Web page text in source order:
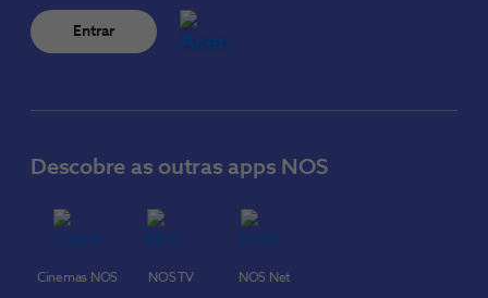
Entrar
Descobre as outras apps NOS
Cinemas NOS NOS TV NOS Net